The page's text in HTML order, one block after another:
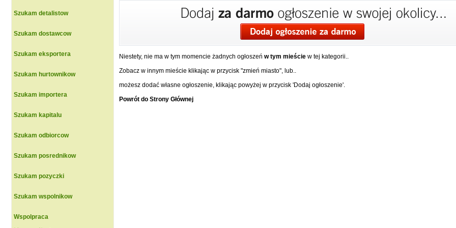
Szukam detalistow
Szukam dostawcow
Szukam eksportera
Szukam hurtownikow
Szukam importera
Szukam kapitalu
Szukam odbiorcow
Szukam posrednikow
Szukam pozyczki
Szukam wspolnikow
Wspolpraca
Niestety, nie ma w tym momencie żadnych ogłoszeń w tym mieście w tej kategorii..
Zobacz w innym mieście klikając w przycisk "zmień miasto", lub..
możesz dodać własne ogłoszenie, klikając powyżej w przycisk 'Dodaj ogłoszenie'.
Powrót do Strony Głównej